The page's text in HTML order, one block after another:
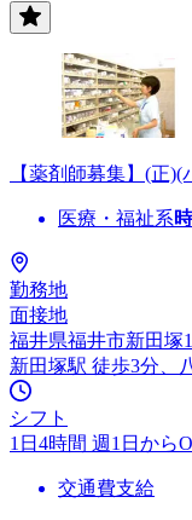
【薬剤師募集】(正
医療・福祉系
勤務地
面接地
福井県福井市新田塚
新田塚駅 徒歩3分、
シフト
1日4時間 週1日から
交通費支給